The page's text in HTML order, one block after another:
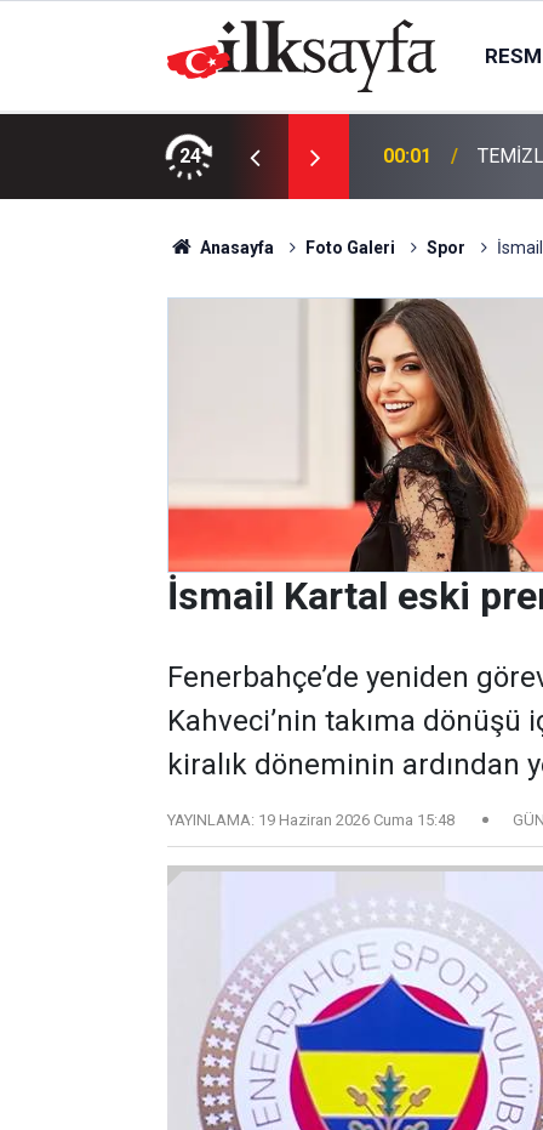
24 00:01
Anasayfa Foto Galeri Spor
İsmail Kartal eski
Fenerbahçe’de yeniden
Kahveci’nin takıma
kiralık döneminin ardından
YAYINLAMA: 19 Haziran 2026 Cuma 15:48